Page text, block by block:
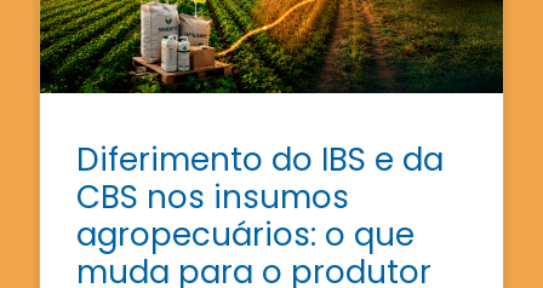
Diferimento do IBS e da
CBS nos insumos
agropecuários: o que
muda para o produtor